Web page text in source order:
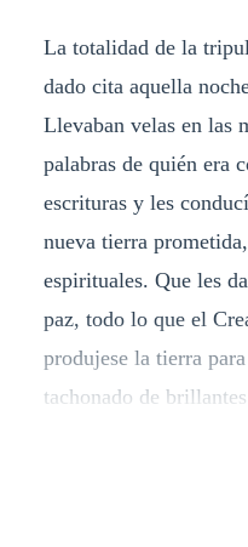
La totalidad de la
dado cita aquella
Llevaban velas en las
palabras de quién era
escrituras y les
nueva tierra
espirituales. Que les
paz, todo lo que el
produjese la tierra
tachonado de brillantes